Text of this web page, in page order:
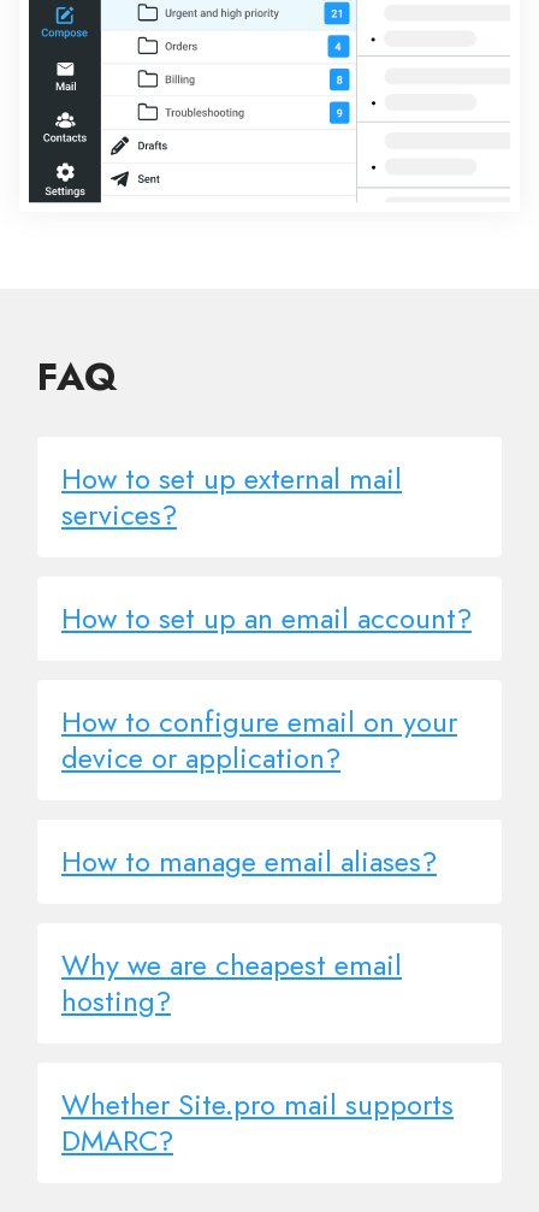
FAQ
How to set up external mail
services?
How to set up an email account?
How to configure email on your
device or application?
How to manage email aliases?
Why we are cheapest email
hosting?
Whether Site.pro mail supports
DMARC?